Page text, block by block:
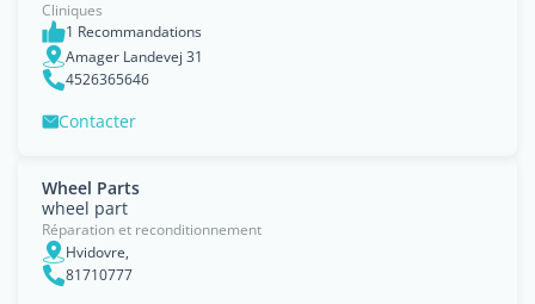
Cliniques
1 Recommandations
Amager Landevej 31
4526365646
Contacter
Wheel Parts
wheel part
Réparation et reconditionnement
Hvidovre,
81710777